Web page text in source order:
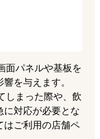
面パネルや基板を
を与えます。
しまった際や、飲
に対応が必要とな
はご利用の店舗ペ